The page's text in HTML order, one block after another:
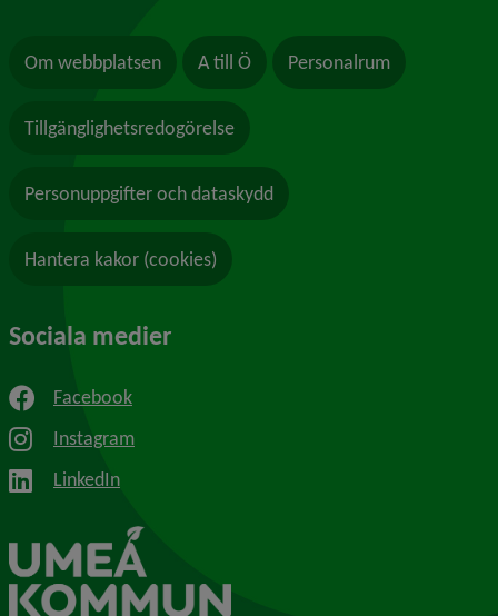
Om webbplatsen A till Ö Personalrum
Tillgänglighetsredogörelse
Personuppgifter och dataskydd
Hantera kakor (cookies)
Sociala medier
Facebook
Instagram
LinkedIn